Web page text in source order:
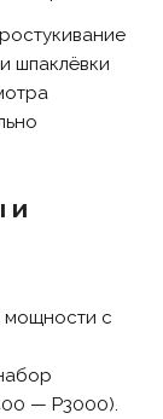
шпаклёвки
и
мощности с
— P3000).